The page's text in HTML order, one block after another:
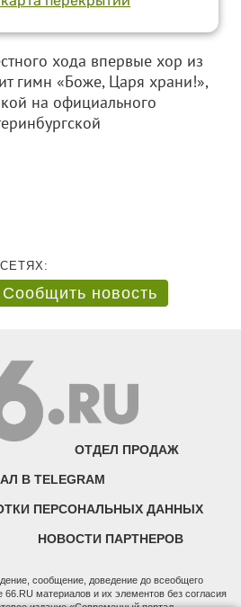
хода впервые хор из
гимн «Боже, Царя храни!»,
на официального
Сообщить новость
ОТДЕЛ ПРОДАЖ
В TELEGRAM
ПЕРСОНАЛЬНЫХ ДАННЫХ
НОВОСТИ ПАРТНЕРОВ
сообщение, доведение до всеобщего
материалов и их элементов без согласия